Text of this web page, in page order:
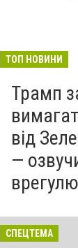
ТОП НОВИНИ
Трамп
від
—
СПЕЦТЕМА